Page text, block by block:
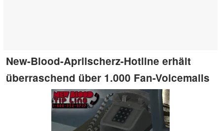
New-Blood-Aprilscherz-Hotline erhält
überraschend über 1.000 Fan-Voicemails